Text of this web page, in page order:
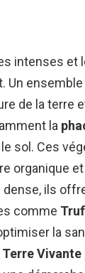
intenses et
Un
de la terre
la
sol. Ces
organique
dense, ils
comme
la
Terre Vivante